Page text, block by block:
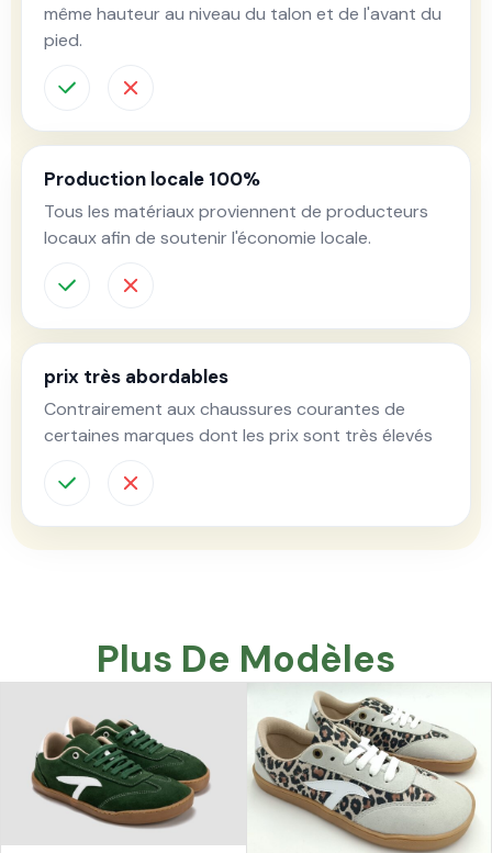
même hauteur au niveau du talon et de l'avant du
pied.
Production locale 100%
Tous les matériaux proviennent de producteurs
locaux afin de soutenir l'économie locale.
prix très abordables
Contrairement aux chaussures courantes de
certaines marques dont les prix sont très élevés
Plus De Modèles